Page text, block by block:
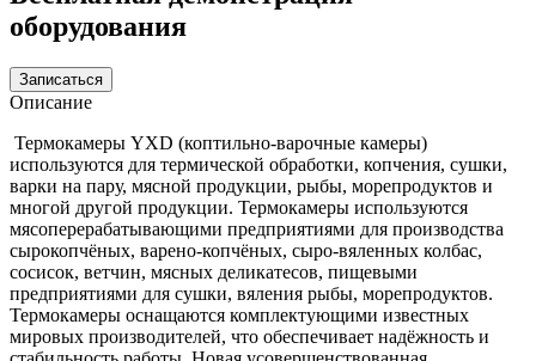
оборудования
Записаться
Описание
Термокамеры YXD (коптильно-варочные камеры)
используются для термической обработки, копчения, сушки,
варки на пару, мясной продукции, рыбы, морепродуктов и
многой другой продукции. Термокамеры используются
мясоперерабатывающими предприятиями для производства
сырокопчёных, варено-копчёных, сыро-вяленных колбас,
сосисок, ветчин, мясных деликатесов, пищевыми
предприятиями для сушки, вяления рыбы, морепродуктов.
Термокамеры оснащаются комплектующими известных
мировых производителей, что обеспечивает надёжность и